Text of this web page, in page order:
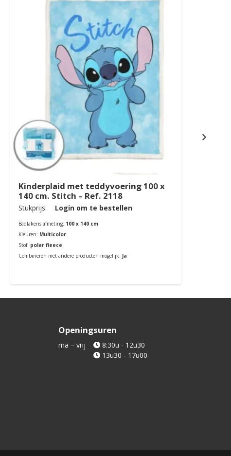
Kinderplaid met teddyvoering 100 x
140 cm. Stitch – Ref. 2118
Stukprijs: Login om te bestellen
Badlakens afmeting: 100 x 140 cm
Kleuren: Multicolor
Stof: polar fleece
Combineren met andere producten mogelijk: Ja
Openingsuren
ma – vrij
8:30u - 12u30
13u30 - 17u00